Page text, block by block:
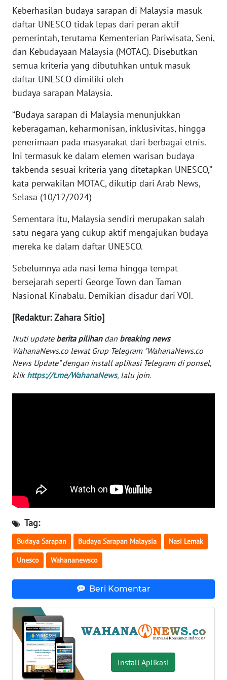
Keberhasilan budaya sarapan di Malaysia masuk
daftar UNESCO tidak lepas dari peran aktif
pemerintah, terutama Kementerian Pariwisata, Seni,
dan Kebudayaan Malaysia (MOTAC). Disebutkan
semua kriteria yang dibutuhkan untuk masuk
daftar UNESCO dimiliki oleh
budaya sarapan Malaysia.
“Budaya sarapan di Malaysia menunjukkan
keberagaman, keharmonisan, inklusivitas, hingga
penerimaan pada masyarakat dari berbagai etnis.
Ini termasuk ke dalam elemen warisan budaya
takbenda sesuai kriteria yang ditetapkan UNESCO,”
kata perwakilan MOTAC, dikutip dari Arab News,
Selasa (10/12/2024)
Sementara itu, Malaysia sendiri merupakan salah
satu negara yang cukup aktif mengajukan budaya
mereka ke dalam daftar UNESCO.
Sebelumnya ada nasi lema hingga tempat
bersejarah seperti George Town dan Taman
Nasional Kinabalu. Demikian disadur dari VOI.
[Redaktur: Zahara Sitio]
Ikuti update berita pilihandan breaking news
WahanaNews.co lewat Grup Telegram "WahanaNews.co
News Update" dengan install aplikasi Telegram di ponsel,
klik https://t.me/WahanaNews, lalu join.
Tag:
Budaya Sarapan Budaya Sarapan Malaysia Nasi Lemak
Unesco Wahananewsco
Beri Komentar
Install Aplikasi
WN
BANTEN
WN
NTT
WN
KEPRI
WN
PAPUA
WN
PAPUA
WN
SERAMBI
WN
JAMBI
WN
WN
NTB
WN
WN
WN
SUMSEL
WN
WN
LAMPUNG
WN
JATENG